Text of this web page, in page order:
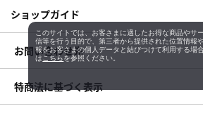
ショップガイド
お問い合わせ先
特商法に基づく表示
このサイトでは、お客さまに適したお得な商品やサ
信等を行う目的で、第三者から提供された位置情報
報をお客さまの個人データと結びつけて利用する場
は こちらを参照ください。